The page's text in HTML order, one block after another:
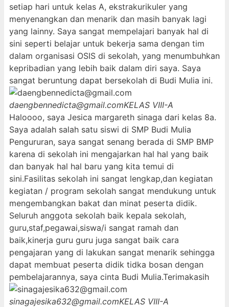
setiap hari untuk kelas A, ekstrakurikuler yang
menyenangkan dan menarik dan masih banyak lagi
yang lainny. Saya sangat mempelajari banyak hal di
sini seperti belajar untuk bekerja sama dengan tim
dalam organisasi OSIS di sekolah, yang menumbuhkan
kepribadian yang lebih baik dalam diri saya. Saya
sangat beruntung dapat bersekolah di Budi Mulia ini.
daengbennedicta@gmail.comKELAS VIII-A
Haloooo, saya Jesica margareth sinaga dari kelas 8a.
Saya adalah salah satu siswi di SMP Budi Mulia
Pengururan, saya sangat senang berada di SMP BMP
karena di sekolah ini mengajarkan hal hal yang baik
dan banyak hal hal baru yang kita temui di
sini.Fasilitas sekolah ini sangat lengkap,dan kegiatan
kegiatan / program sekolah sangat mendukung untuk
mengembangkan bakat dan minat peserta didik.
Seluruh anggota sekolah baik kepala sekolah,
guru,staf,pegawai,siswa/i sangat ramah dan
baik,kinerja guru guru juga sangat baik cara
pengajaran yang di lakukan sangat menarik sehingga
dapat membuat peserta didik tidka bosan dengan
pembelajarannya, saya cinta Budi Mulia.Terimakasih
sinagajesika632@gmail.comKELAS VIII-A